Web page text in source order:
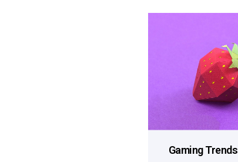
Gaming Trends